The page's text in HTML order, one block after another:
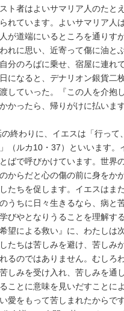
ト者はよいサマリア人のたと
れています。よいサマリア人
が道端にいるところを通りす
れに思い、近寄って傷に油と
分のろばに乗せ、宿屋に連れ
になると、デナリオン銀貨二
していった。『この人を介抱
かったら、帰りがけに払いま
わりに、イエスは「行って
（ルカ10・37）といいます。
ばで呼びかけています。世界
からだと心の傷の前に身をか
たちを促します。イエスはま
うちに日々生きるなら、病と
びやとなりうることを理解す
望による救い』に、わたしは
たちは苦しみを避け、苦しみ
るのではありません。むしろ
しみを受け入れ、苦しみを通
ことに意味を見いだすことに
愛をもって苦しまれたからで